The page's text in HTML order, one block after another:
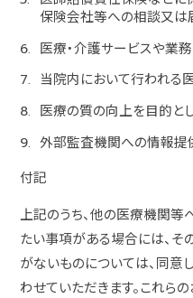
保険会社等への相談又は
医療・介護サービスや業
当院内において行われる
医療の質の向上を目的と
外部監査機関への情報提
付記
上記のうち、他の医療機関等
たい事項がある場合には、そ
がないものについては、同意
わせていただきます。これら